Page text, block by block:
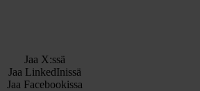
Jaa X:ssä
Jaa LinkedInissä
Jaa Facebookissa